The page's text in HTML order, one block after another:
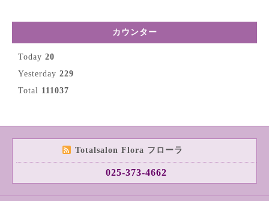
カウンター
Today 20
Yesterday 229
Total 111037
Totalsalon Flora フローラ
025-373-4662